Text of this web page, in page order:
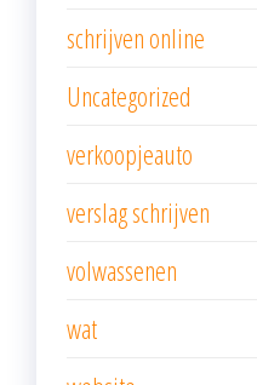
schrijven online
Uncategorized
verkoopjeauto
verslag schrijven
volwassenen
wat